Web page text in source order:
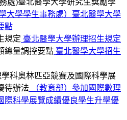
處)臺北醫學大學研究生獎勵學
大學學生事務處）臺北醫學大學
點
規定 臺北醫學大學辦理招生規定
總量調控要點 臺北醫學大學招生
科奧林匹亞競賽及國際科學展
待辦法 （教育部）參加國際數理
際科學展覽成績優良學生升學優